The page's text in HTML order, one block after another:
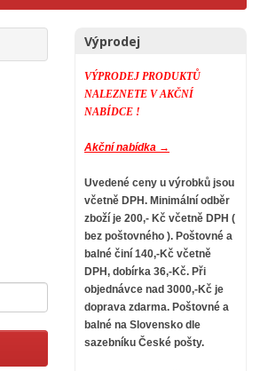
Výprodej
VÝPRODEJ PRODUKTŮ
NALEZNETE V AKČNÍ
NABÍDCE !
Akční nabídka →
Uvedené ceny u výrobků jsou
včetně DPH. Minimální odběr
zboží je 200,- Kč včetně DPH (
bez poštovného ). Poštovné a
balné činí 140,-Kč včetně
DPH, dobírka 36,-Kč. Při
objednávce nad 3000,-Kč je
doprava zdarma. Poštovné a
balné na Slovensko dle
sazebníku České pošty.